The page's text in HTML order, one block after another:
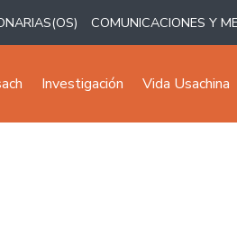
COMUNICACIONES Y
Investigación Vida Usachina